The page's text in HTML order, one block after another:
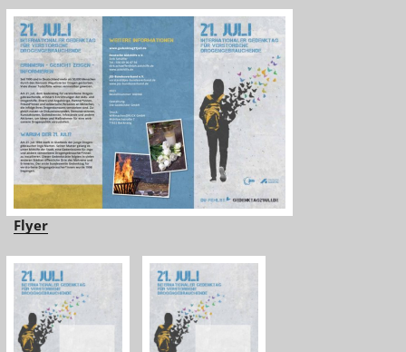
Flyer